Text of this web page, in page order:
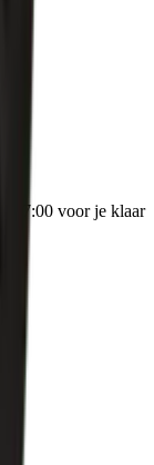
17:00 voor je klaar